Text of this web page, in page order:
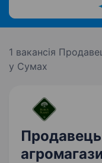
1 вакансія
у Сумах